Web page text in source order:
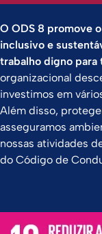
O ODS 8 promove
inclusivo e
trabalho digno para
organizacional
investimos em
Além disso,
asseguramos
nossas atividades
do Código de